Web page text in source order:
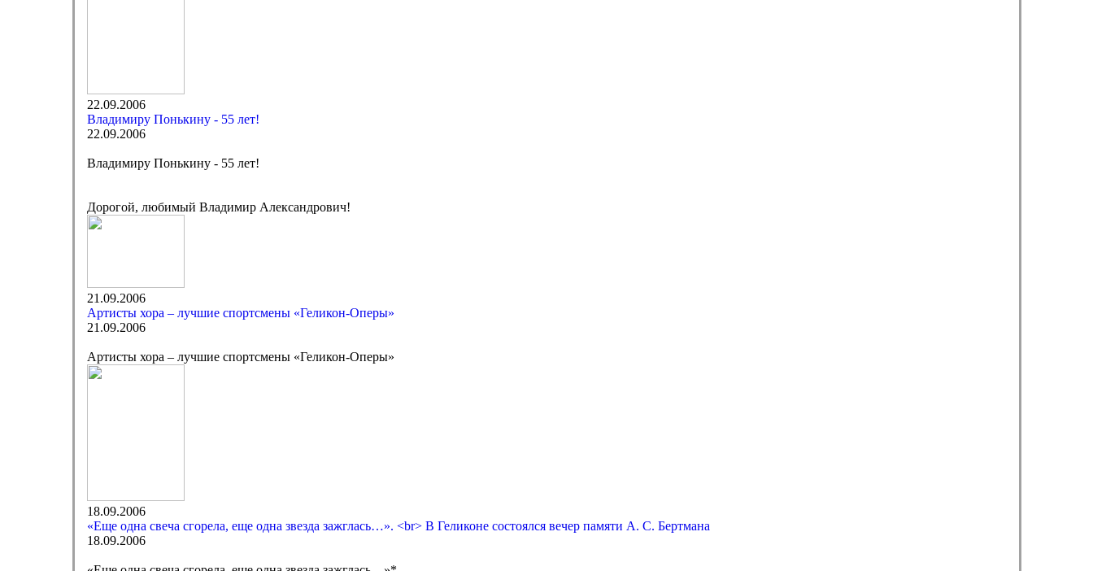
22.09.2006
Владимиру Понькину - 55 лет!
22.09.2006
Владимиру Понькину - 55 лет!
Дорогой, любимый Владимир Александрович!
21.09.2006
Артисты хора – лучшие спортсмены «Геликон-Оперы»
21.09.2006
Артисты хора – лучшие спортсмены «Геликон-Оперы»
18.09.2006
«Еще одна свеча сгорела, еще одна звезда зажглась…». <br> В Геликоне состоялся вечер памяти А. С. Бертмана
18.09.2006